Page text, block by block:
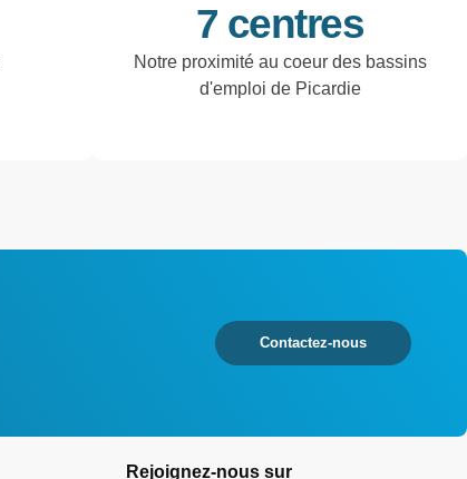
7 centres
Notre proximité au coeur des bassins
d'emploi de Picardie
Contactez-nous
Rejoignez-nous sur